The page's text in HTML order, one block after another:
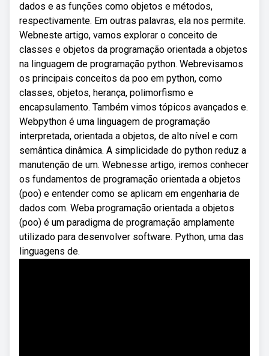
dados e as funções como objetos e métodos,
respectivamente. Em outras palavras, ela nos permite.
Webneste artigo, vamos explorar o conceito de
classes e objetos da programação orientada a objetos
na linguagem de programação python. Webrevisamos
os principais conceitos da poo em python, como
classes, objetos, herança, polimorfismo e
encapsulamento. Também vimos tópicos avançados e.
Webpython é uma linguagem de programação
interpretada, orientada a objetos, de alto nível e com
semântica dinâmica. A simplicidade do python reduz a
manutenção de um. Webnesse artigo, iremos conhecer
os fundamentos de programação orientada a objetos
(poo) e entender como se aplicam em engenharia de
dados com. Weba programação orientada a objetos
(poo) é um paradigma de programação amplamente
utilizado para desenvolver software. Python, uma das
linguagens de.